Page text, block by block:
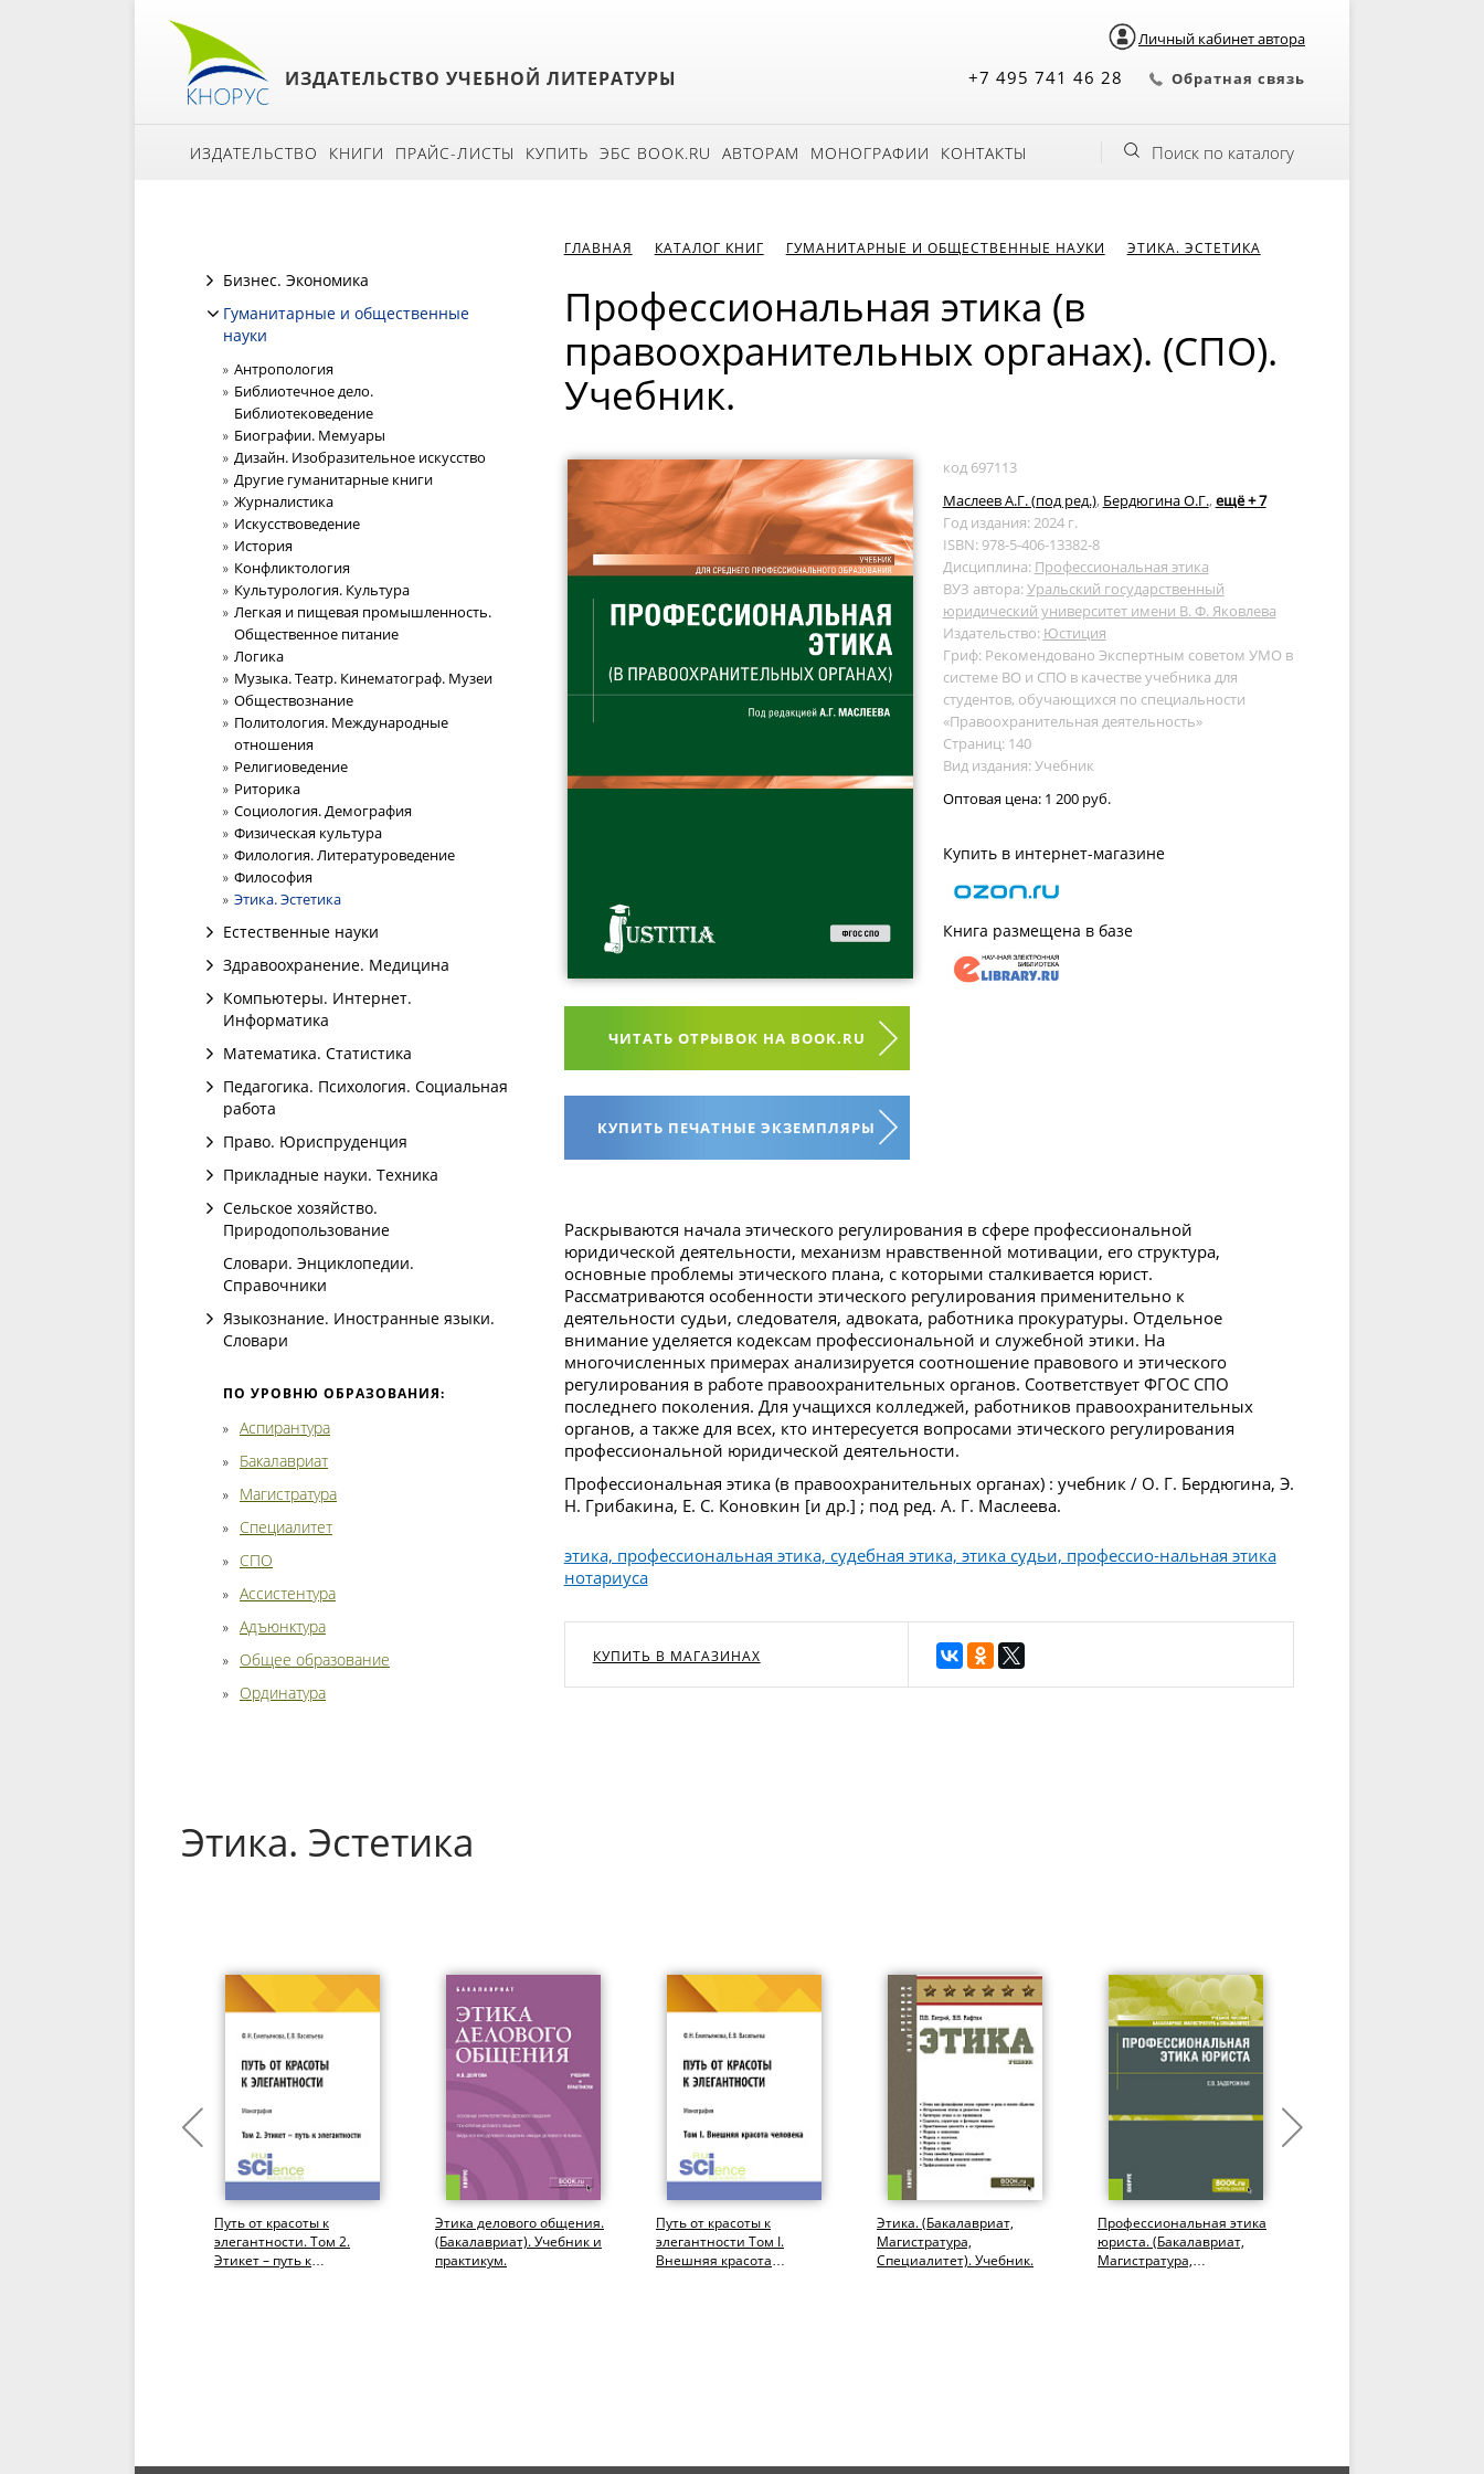
Личный кабинет автора
ИЗДАТЕЛЬСТВО УЧЕБНОЙ ЛИТЕРАТУРЫ +7 495 741 46 28 Обратная связь
ИЗДАТЕЛЬСТВО КНИГИ ПРАЙС-ЛИСТЫ КУПИТЬ ЭБС BOOK.RU АВТОРАМ МОНОГРАФИИ КОНТАКТЫ Поиск по каталогу
Бизнес. Экономика
Гуманитарные и общественные
науки
Антропология
Библиотечное дело.
Библиотековедение
Биографии. Мемуары
Дизайн. Изобразительное искусство
Другие гуманитарные книги
Журналистика
Искусствоведение
История
Конфликтология
Культурология. Культура
Легкая и пищевая промышленность.
Общественное питание
Логика
Музыка. Театр. Кинематограф. Музеи
Обществознание
Политология. Международные
отношения
Религиоведение
Риторика
Социология. Демография
Физическая культура
Филология. Литературоведение
Философия
Этика. Эстетика
Естественные науки
Здравоохранение. Медицина
Компьютеры. Интернет.
Информатика
Математика. Статистика
Педагогика. Психология. Социальная
работа
Право. Юриспруденция
Прикладные науки. Техника
Сельское хозяйство.
Природопользование
Словари. Энциклопедии.
Справочники
Языкознание. Иностранные языки.
Словари
ПО УРОВНЮ ОБРАЗОВАНИЯ:
Аспирантура
Бакалавриат
Магистратура
Специалитет
СПО
Ассистентура
Адъюнктура
Общее образование
Ординатура
ГЛАВНАЯ КАТАЛОГ КНИГ ГУМАНИТАРНЫЕ И ОБЩЕСТВЕННЫЕ НАУКИ ЭТИКА. ЭСТЕТИКА
Профессиональная этика (в
правоохранительных органах). (СПО).
Учебник.
ЧИТАТЬ ОТРЫВОК НА BOOK.RU
КУПИТЬ ПЕЧАТНЫЕ ЭКЗЕМПЛЯРЫ
код 697113
Маслеев А.Г. (под ред.), Бердюгина О.Г., ещё + 7
Год издания: 2024 г.
ISBN: 978-5-406-13382-8
Дисциплина: Профессиональная этика
ВУЗ автора:Уральский государственный
юридический университет имени В. Ф. Яковлева
Издательство: Юстиция
Гриф: Рекомендовано Экспертным советом УМО в
системе ВО и СПО в качестве учебника для
студентов, обучающихся по специальности
«Правоохранительная деятельность»
Страниц: 140
Вид издания: Учебник
Оптовая цена: 1 200 руб.
Купить в интернет-магазине
Книга размещена в базе
Раскрываются начала этического регулирования в сфере профессиональной
юридической деятельности, механизм нравственной мотивации, его структура,
основные проблемы этического плана, с которыми сталкивается юрист.
Рассматриваются особенности этического регулирования применительно к
деятельности судьи, следователя, адвоката, работника прокуратуры. Отдельное
внимание уделяется кодексам профессиональной и служебной этики. На
многочисленных примерах анализируется соотношение правового и этического
регулирования в работе правоохранительных органов. Соответствует ФГОС СПО
последнего поколения. Для учащихся колледжей, работников правоохранительных
органов, а также для всех, кто интересуется вопросами этического регулирования
профессиональной юридической деятельности.
Профессиональная этика (в правоохранительных органах) : учебник / О. Г. Бердюгина, Э.
Н. Грибакина, Е. С. Коновкин [и др.] ; под ред. А. Г. Маслеева.
этика, профессиональная этика, судебная этика, этика судьи, профессио-нальная этика
нотариуса
КУПИТЬ В МАГАЗИНАХ
Этика. Эстетика
Путь от красоты к
элегантности. Том 2.
Этикет – путь к
Этика делового общения.
(Бакалавриат). Учебник и
практикум.
Путь от красоты к
элегантности Том I.
Внешняя красота
Этика. (Бакалавриат,
Магистратура,
Специалитет). Учебник.
Профессиональная этика
юриста. (Бакалавриат,
Магистратура,